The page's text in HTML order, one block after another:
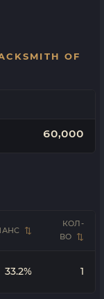
OF
60,000
КОЛ-
ВО
33.2% 1